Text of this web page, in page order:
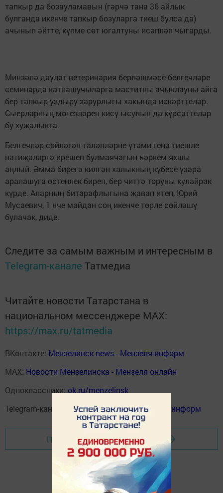
тапкыр да бозауламавын (гәрчә тана 36 айлык
булганда икенче тапкыр бозуларга тиеш булса да)
ачынып әйтте, күпме сөт югалтуны исәпләп чыгарды.
Минзәлә дәүләт ветеринария берләшмәсе белгечләре
семинарда катнашучыларга маститны ачыклауны айга
бер тапкыр уздыру зарурлыгы хакында искәрттеләр.
Сыерларның мөгезләрен кисү ысулын да күрсәттеләр
бу хуҗалыкта.
Белгечләр сөйләгән таләпләрне үтәми генә тиешле
нәтиҗәләргә ирешеп булмаячагын һәркем яхшы
аңлый. Әмма бирегә килгән халыкның күбесе үзара
аралашуга өстенлек биреп, бер читтә торуны кулайрак
күрде. Аларның битарафлыгына җавап итеп, Юрий
Мусаевич, 1 нче майдан соң икенче төрле сөйләшү
булачак, диде.
Следите за самым важным и интересным в
Telegram-канале Татмедиа
Читайте новости Татарстана в
национальном мессенджере MАХ:
https://max.ru/tatmedia
ВКонтакте: Мензелинск news - Мензеля-информ
MAX: Новости Мензелинска - Мензеля онлайн
Одноклассники: ok.ru/menzelinsk
Telegram-канал:
Мензелинск news - Мензеля-информ
Перейти на страницу новости